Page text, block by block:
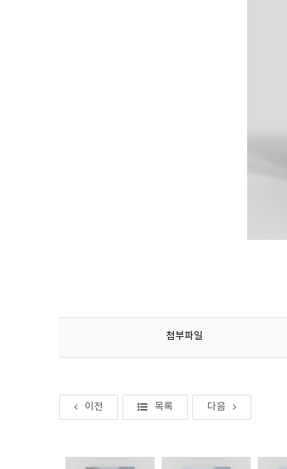
첨부파일
이전 목록 다음